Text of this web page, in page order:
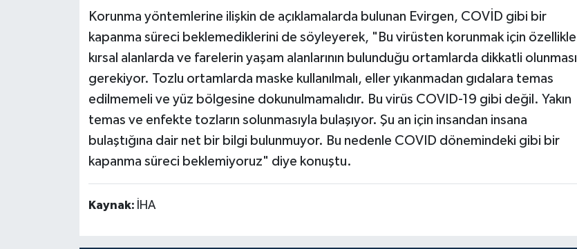
Korunma yöntemlerine ilişkin de açıklamalarda bulunan Evirgen, COVİD gibi bir
kapanma süreci beklemediklerini de söyleyerek, "Bu virüsten korunmak için özellikle
kırsal alanlarda ve farelerin yaşam alanlarının bulunduğu ortamlarda dikkatli olunması
gerekiyor. Tozlu ortamlarda maske kullanılmalı, eller yıkanmadan gıdalara temas
edilmemeli ve yüz bölgesine dokunulmamalıdır. Bu virüs COVID-19 gibi değil. Yakın
temas ve enfekte tozların solunmasıyla bulaşıyor. Şu an için insandan insana
bulaştığına dair net bir bilgi bulunmuyor. Bu nedenle COVID dönemindeki gibi bir
kapanma süreci beklemiyoruz" diye konuştu.
Kaynak: İHA